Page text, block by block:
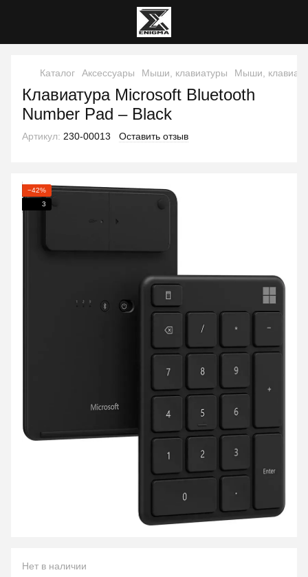
Каталог Аксессуары Мыши, клавиатуры Мыши,
Клавиатура Microsoft Bluetooth
Number Pad – Black
Артикул: 230-00013 Оставить отзыв
−42%
3
Нет в наличии